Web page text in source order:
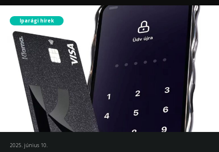
Iparági hírek
2025. június 10.